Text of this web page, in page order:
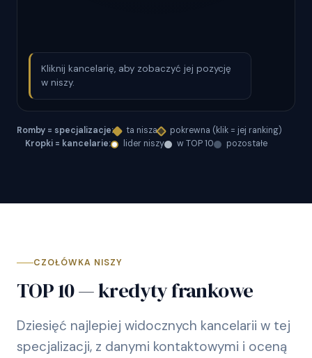
Kliknij kancelarię, aby zobaczyć jej pozycję
w niszy.
Romby = specjalizacje: ta nisza
pokrewna (klik = jej ranking)
Kropki = kancelarie:
lider niszy w TOP 10 pozostałe
CZOŁÓWKA NISZY
TOP 10 — kredyty frankowe
Dziesięć najlepiej widocznych kancelarii w tej
specjalizacji, z danymi kontaktowymi i oceną